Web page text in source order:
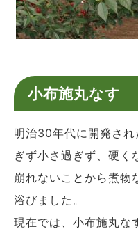
小布施丸なす
明治30年代に開発さ
ぎず小さ過ぎず、硬く
崩れないことから煮物
浴びました。
現在では、小布施丸な